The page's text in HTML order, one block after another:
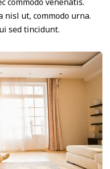
nisl ut, commodo urna.
sed tincidunt.